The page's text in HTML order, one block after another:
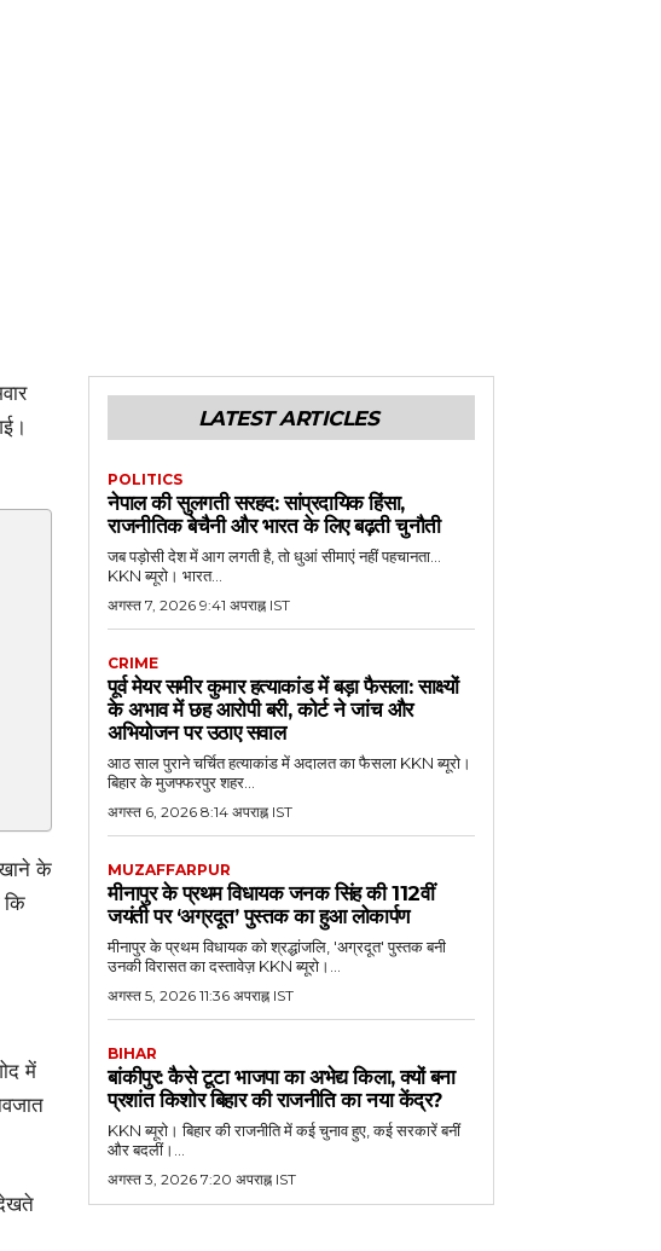
के
कि
में
LATEST ARTICLES
POLITICS
नेपाल की सुलगती सरहद: सांप्रदायिक हिंसा,
राजनीतिक बेचैनी और भारत के लिए बढ़ती चुनौती
जब पड़ोसी देश में आग लगती है, तो धुआं सीमाएं नहीं पहचानता...
KKN ब्यूरो। भारत...
अगस्त 7, 2026 9:41 अपराह्न IST
CRIME
पूर्व मेयर समीर कुमार हत्याकांड में बड़ा फैसला: साक्ष्यों
के अभाव में छह आरोपी बरी, कोर्ट ने जांच और
अभियोजन पर उठाए सवाल
आठ साल पुराने चर्चित हत्याकांड में अदालत का फैसला KKN ब्यूरो।
बिहार के मुजफ्फरपुर शहर...
अगस्त 6, 2026 8:14 अपराह्न IST
MUZAFFARPUR
मीनापुर के प्रथम विधायक जनक सिंह की 112वीं
जयंती पर ‘अग्रदूत’ पुस्तक का हुआ लोकार्पण
मीनापुर के प्रथम विधायक को श्रद्धांजलि, 'अग्रदूत' पुस्तक बनी
उनकी विरासत का दस्तावेज़ KKN ब्यूरो।...
अगस्त 5, 2026 11:36 अपराह्न IST
BIHAR
बांकीपुर: कैसे टूटा भाजपा का अभेद्य किला, क्यों बना
प्रशांत किशोर बिहार की राजनीति का नया केंद्र?
KKN ब्यूरो। बिहार की राजनीति में कई चुनाव हुए, कई सरकारें बनीं
और बदलीं।...
अगस्त 3, 2026 7:20 अपराह्न IST